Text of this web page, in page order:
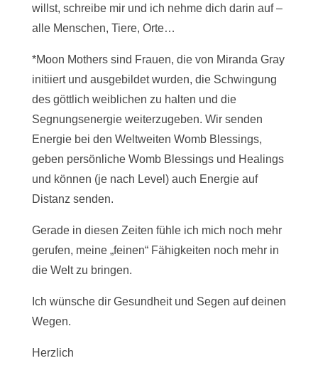
willst, schreibe mir und ich nehme dich darin auf –
alle Menschen, Tiere, Orte…
*Moon Mothers sind Frauen, die von Miranda Gray
initiiert und ausgebildet wurden, die Schwingung
des göttlich weiblichen zu halten und die
Segnungsenergie weiterzugeben. Wir senden
Energie bei den Weltweiten Womb Blessings,
geben persönliche Womb Blessings und Healings
und können (je nach Level) auch Energie auf
Distanz senden.
Gerade in diesen Zeiten fühle ich mich noch mehr
gerufen, meine „feinen“ Fähigkeiten noch mehr in
die Welt zu bringen.
Ich wünsche dir Gesundheit und Segen auf deinen
Wegen.
Herzlich